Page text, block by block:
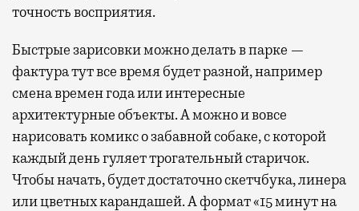
точность восприятия.
Быстрые зарисовки можно делать в парке —
фактура тут все время будет разной, например
смена времен года или интересные
архитектурные объекты. А можно и вовсе
нарисовать комикс о забавной собаке, с которой
каждый день гуляет трогательный старичок.
Чтобы начать, будет достаточно скетчбука, линера
или цветных карандашей. А формат «15 минут на